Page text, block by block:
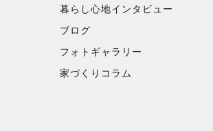
暮らし心地インタビュー
ブログ
フォトギャラリー
家づくりコラム